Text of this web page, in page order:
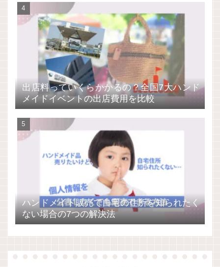
出店料っていくらかかるの？全国7大ハンド
メイドイベントの出店費用を比較
ハンドメイド販売で自宅の住所を知られたく
ない場合の7つの解決法